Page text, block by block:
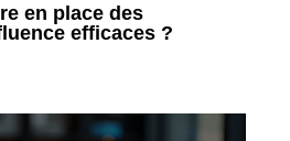
en place des
efficaces ?